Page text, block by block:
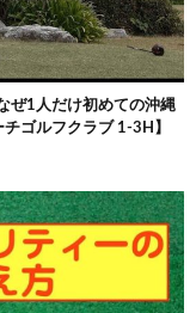
ぜ1人だけ初めての沖縄
ゴルフクラブ 1-3H】